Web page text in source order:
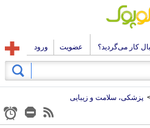
کار می‌گردید؟ عضویت ورود
پزشکی، سلامت و زیبایی